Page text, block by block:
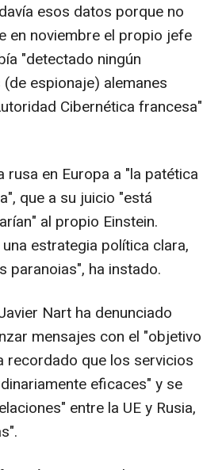
esos datos porque no
en noviembre el propio jefe
"detectado ningún
espionaje) alemanes
Cibernética francesa"
en Europa a "la patética
que a su juicio "está
al propio Einstein.
estrategia política clara,
paranoias", ha instado.
Nart ha denunciado
mensajes con el "objetivo
recordado que los servicios
eficaces" y se
entre la UE y Rusia,